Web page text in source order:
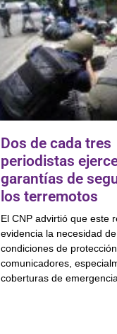
Dos de cada tres
periodistas
garantías de
los terremotos
El CNP advirtió que este
evidencia la necesidad
condiciones de
comunicadores,
coberturas de